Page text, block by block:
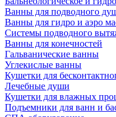
Ванны для подводного
Ванны для гидро и аэро
Системы подводного
Ванны для конечностей
Гальванические ванны
Углекислые ванны
Кушетки для
Лечебные души
Кушетки для влажных
Подъемники для ванн и